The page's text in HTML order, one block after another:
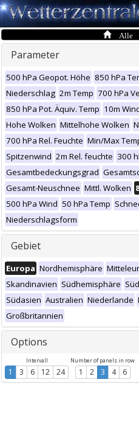
Alle
Parameter
500 hPa Geopot. Höhe 850 hPa
Niederschlag 2m Temp 700 hPa
850 hPa Pot. Äquiv. Temp 10m
Hohe Wolken Mittelhohe Wolken
700 hPa Rel. Feuchte Min/Max
Spitzenwind 2m Rel. feuchte 300
Gesamtbedeckungsgrad
Gesamt-Neuschnee Mittl. Wolken
500 hPa Wind 50 hPa Temp
Niederschlagsform
Gebiet
Europa Nordhemisphäre
Skandinavien Südhemisphäre
Südasien Australien Niederlande
Großbritannien
Options
Intervall
1 3 6 12 24
Number of panels in row
1 2 3 4 6